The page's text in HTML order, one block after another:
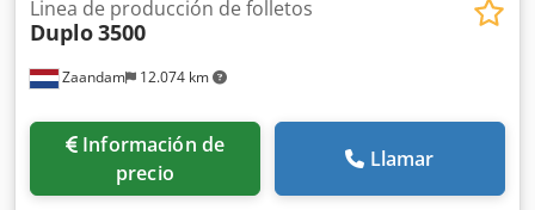
Zaandam 12.074 km
Linea de producción de folletos
Duplo3500
Información de
precio
Llamar